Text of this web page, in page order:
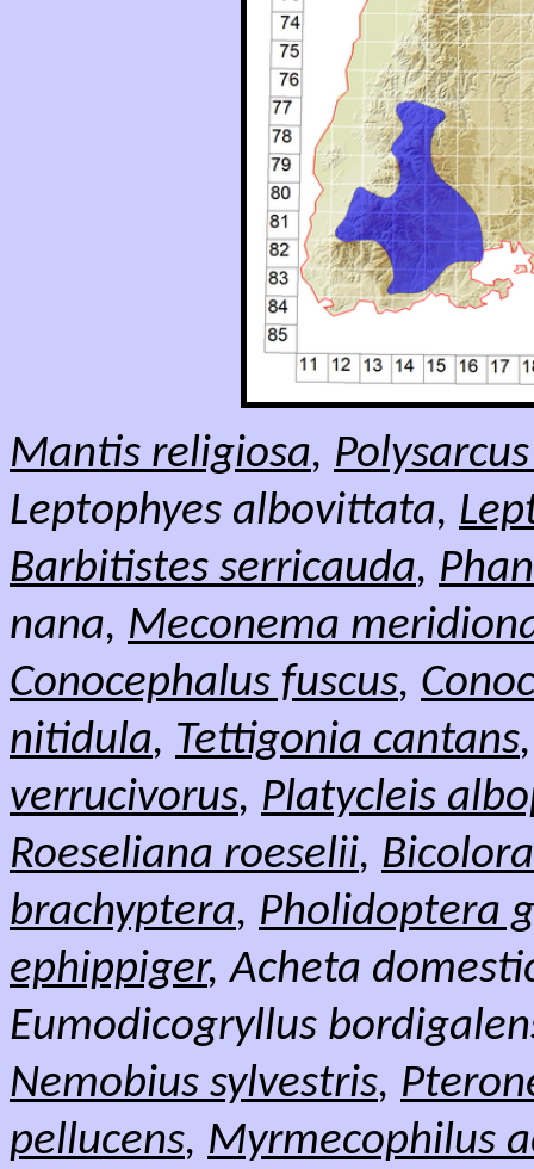
Mantis religiosa,
Leptophyes albovittata,
Barbitistes serricauda,
nana, Meconema
Conocephalus fuscus,
nitidula, Tettigonia cantans
verrucivorus, Platycleis
Roeseliana roeselii,
brachyptera, Pholidoptera
ephippiger, Acheta
Eumodicogryllus
Nemobius sylvestris,
pellucens, Myrmecophilus